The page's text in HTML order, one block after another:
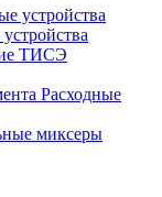
ТИСЭ
Расходные
миксеры